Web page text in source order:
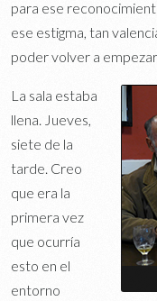
para ese
ese estigma, tan
poder volver a
La sala estaba
llena. Jueves,
siete de la
tarde. Creo
que era la
primera vez
que ocurría
esto en el
entorno